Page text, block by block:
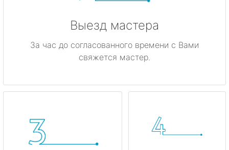
Выезд мастера
За час до согласованного времени с Вами
свяжется мастер.